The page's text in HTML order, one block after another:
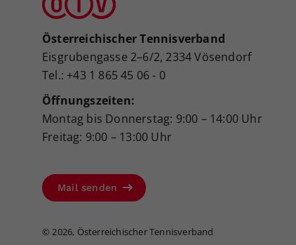
Österreichischer Tennisverband
Eisgrubengasse 2–6/2, 2334 Vösendorf
Tel.: +43 1 865 45 06 - 0
Öffnungszeiten:
Montag bis Donnerstag: 9:00 – 14:00 Uhr
Freitag: 9:00 – 13:00 Uhr
Mail senden
©2026, Österreichischer Tennisverband